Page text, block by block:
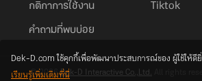
กติกาการใช้งาน
คำถามที่พบบ่อย
Tiktok
© 2026Dek-D Interactive Co.,Ltd.
Dek-D.com ใช้คุกกี้เพื่อพัฒนาประสบการณ์ของ ผู้ใช้ให้ดี
เรียนรู้เพิ่มเติมที่นี่